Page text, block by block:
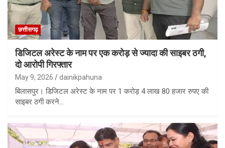
छत्तीसगढ़
डिजिटल अरेस्ट के नाम पर एक करोड़ से ज्यादा की साइबर ठगी,
दो आरोपी गिरफ्तार
May 9, 2026 dainikpahuna
बिलासपुर। डिजिटल अरेस्ट के नाम पर 1 करोड़ 4 लाख 80 हजार रुपए की
साइबर ठगी करने…